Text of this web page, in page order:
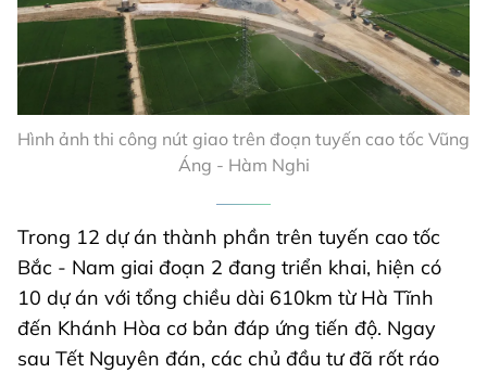
Hình ảnh thi công nút giao trên đoạn tuyến cao tốc Vũng
Áng - Hàm Nghi
Trong 12 dự án thành phần trên tuyến cao tốc
Bắc - Nam giai đoạn 2 đang triển khai, hiện có
10 dự án với tổng chiều dài 610km từ Hà Tĩnh
đến Khánh Hòa cơ bản đáp ứng tiến độ. Ngay
sau Tết Nguyên đán, các chủ đầu tư đã rốt ráo